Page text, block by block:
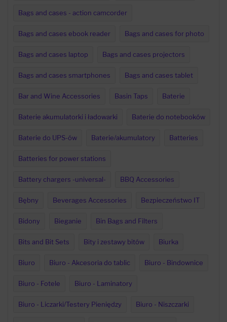
Bags and cases - action camcorder
Bags and cases ebook reader Bags and cases for photo
Bags and cases laptop Bags and cases projectors
Bags and cases smartphones Bags and cases tablet
Bar and Wine Accessories Basin Taps Baterie
Baterie akumulatorki i ładowarki Baterie do notebooków
Baterie do UPS-ów Baterie/akumulatory Batteries
Batteries for power stations
Battery chargers -universal- BBQ Accessories
Bębny Beverages Accessories Bezpieczeństwo IT
Bidony Bieganie Bin Bags and Filters
Bits and Bit Sets Bity i zestawy bitów Biurka
Biuro Biuro - Akcesoria do tablic Biuro - Bindownice
Biuro - Fotele Biuro - Laminatory
Biuro - Liczarki/Testery Pieniędzy Biuro - Niszczarki